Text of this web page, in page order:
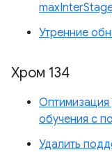
Утренние
Хром 134
Оптимизация
обучения с
Удалить